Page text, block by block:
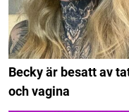
Becky är besatt av
och vagina